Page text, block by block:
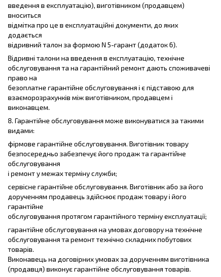
введення в експлуатацію), виготівником (продавцем)
вноситься
відмітка про це в експлуатаційні документи, до яких
додається
відривний талон за формою N 5-гарант (додаток 6).
Відривні талони на введення в експлуатацію, технічне
обслуговування та на гарантійний ремонт дають споживачеві
право на
безоплатне гарантійне обслуговування і є підставою для
взаєморозрахунків між виготівником, продавцем і
виконавцем.
8. Гарантійне обслуговування може виконуватися за такими
видами:
фірмове гарантійне обслуговування. Виготівник товару
безпосередньо забезпечує його продаж та гарантійне
обслуговування
і ремонт у межах терміну служби;
сервісне гарантійне обслуговування. Виготівник або за його
дорученням продавець здійснює продаж товару і його
гарантійне
обслуговування протягом гарантійного терміну експлуатації;
гарантійне обслуговування на умовах договору на технічне
обслуговування та ремонт технічно складних побутових
товарів.
Виконавець на договірних умовах за дорученням виготівника
(продавця) виконує гарантійне обслуговування товарів.